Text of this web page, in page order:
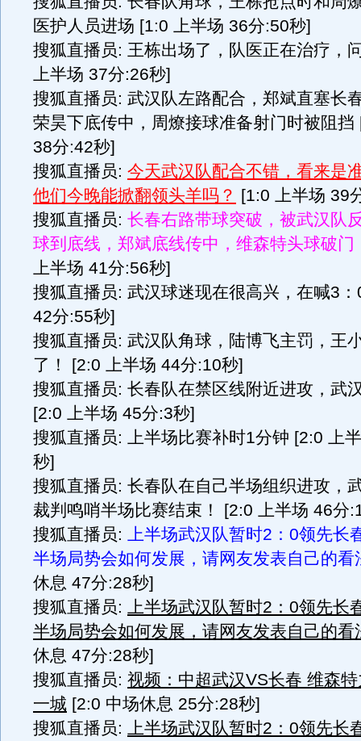
医护人员进场 [1:0 上半场 36分:50秒]
搜狐直播员: 王栋出场了，队医正在治疗，
上半场 37分:26秒]
搜狐直播员: 武汉队左路配合，郑斌直塞长
荣昊下底传中，周燎接球准备射门时被阻挡
38分:42秒]
搜狐直播员: 今天武汉队配合不错，看来是
他们今晚能掀翻领头羊吗？ [1:0 上半场 39
搜狐直播员: 长春右路带球突破，被武汉队
球到底线，郑斌底线传中，维森特头球破门
上半场 41分:56秒]
搜狐直播员: 武汉球迷现在很高兴，在喊3
42分:55秒]
搜狐直播员: 武汉队角球，陆博飞主罚，王
了！ [2:0 上半场 44分:10秒]
搜狐直播员: 长春队在禁区线附近进攻，武
[2:0 上半场 45分:3秒]
搜狐直播员: 上半场比赛补时1分钟 [2:0 上
秒]
搜狐直播员: 长春队在自己半场组织进攻，
裁判鸣哨半场比赛结束！ [2:0 上半场 46分
搜狐直播员: 上半场武汉队暂时2：0领先长
半场局势会如何发展，请网友发表自己的看
休息 47分:28秒]
搜狐直播员: 上半场武汉队暂时2：0领先长
半场局势会如何发展，请网友发表自己的看
休息 47分:28秒]
搜狐直播员: 视频：中超武汉VS长春 维森
一城 [2:0 中场休息 25分:28秒]
搜狐直播员: 上半场武汉队暂时2：0领先长